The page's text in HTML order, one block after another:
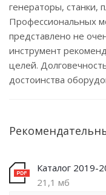
генераторы, станки,
Профессиональных
представлено не
инструмент
целей.
достоинства
Каталог 2019-
21,1 мб